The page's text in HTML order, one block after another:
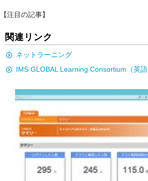
【注目の記事】
関連リンク
ネットラーニング
IMS GLOBAL Learning Consortium（英語